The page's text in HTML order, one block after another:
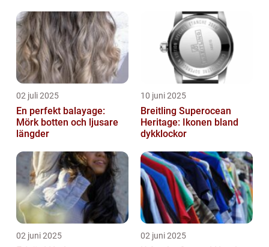
02 juli 2025
En perfekt balayage:
Mörk botten och ljusare
längder
10 juni 2025
Breitling Superocean
Heritage: Ikonen bland
dykklockor
02 juni 2025 02 juni 2025